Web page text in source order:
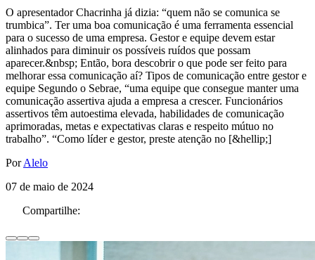
O apresentador Chacrinha já dizia: “quem não se comunica se
trumbica”. Ter uma boa comunicação é uma ferramenta essencial
para o sucesso de uma empresa. Gestor e equipe devem estar
alinhados para diminuir os possíveis ruídos que possam
aparecer.&nbsp; Então, bora descobrir o que pode ser feito para
melhorar essa comunicação aí? Tipos de comunicação entre gestor e
equipe Segundo o Sebrae, “uma equipe que consegue manter uma
comunicação assertiva ajuda a empresa a crescer. Funcionários
assertivos têm autoestima elevada, habilidades de comunicação
aprimoradas, metas e expectativas claras e respeito mútuo no
trabalho”. “Como líder e gestor, preste atenção no [&hellip;]
PorAlelo
07 de maio de 2024
Compartilhe: